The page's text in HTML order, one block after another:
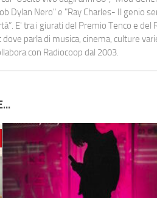
Dylan Nero" e "Ray Charles- Il genio
E' tra i giurati del Premio Tenco e
parla di musica, cinema, culture
con Radiocoop dal 2003.